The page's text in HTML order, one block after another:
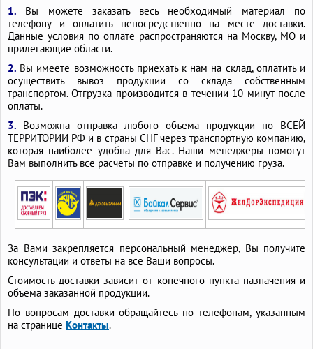
Гофрированные пластиковые трубы большого диаметра
1. Вы можете заказать весь необходимый материал по
телефону и оплатить непосредственно на месте доставки.
Данные условия по оплате распространяются на Москву, МО и
прилегающие области.
2. Вы имеете возможность приехать к нам на склад, оплатить и
осуществить вывоз продукции со склада собственным
транспортом. Отгрузка производится в течении 10 минут после
оплаты.
3. Возможна отправка любого объема продукции по ВСЕЙ
ТЕРРИТОРИИ РФ и в страны СНГ через транспортную компанию,
которая наиболее удобна для Вас. Наши менеджеры помогут
Вам выполнить все расчеты по отправке и получению груза.
За Вами закрепляется персональный менеджер, Вы получите
консультации и ответы на все Ваши вопросы.
Стоимость доставки зависит от конечного пункта назначения и
объема заказанной продукции.
По вопросам доставки обращайтесь по телефонам, указанным
на странице Контакты.